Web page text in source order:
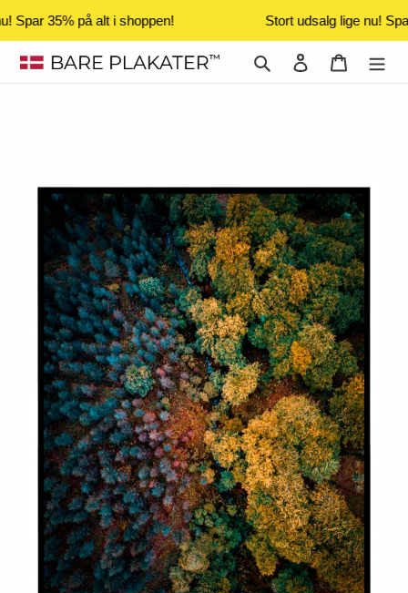
Spar 35% på alt i shoppen!
Stort udsalg lige nu!
Log ind